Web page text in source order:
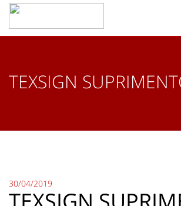
TEXSIGN
30/04/2019